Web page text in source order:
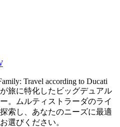
Travel according to Ducati
旅に特化したビッグデュアル
。ムルティストラーダのライ
索し、あなたのニーズに最適
選びください。